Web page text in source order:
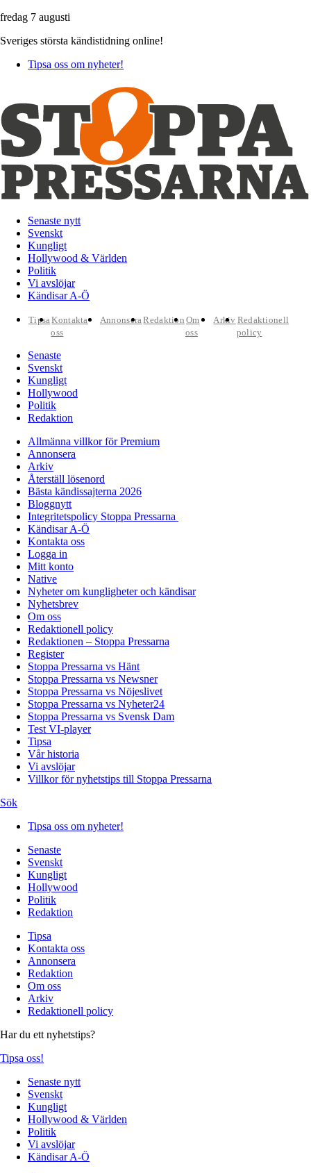
fredag 7 augusti
Sveriges största kändistidning online!
Tipsa oss om nyheter!
Senaste nytt
Svenskt
Kungligt
Hollywood & Världen
Politik
Vi avslöjar
Kändisar A-Ö
TipsaKontakta
oss
AnnonseraRedaktion Om
oss
Arkiv Redaktionell
policy
Senaste
Svenskt
Kungligt
Hollywood
Politik
Redaktion
Allmänna villkor för Premium
Annonsera
Arkiv
Återställ lösenord
Bästa kändissajterna 2026
Bloggnytt
Integritetspolicy Stoppa Pressarna
Kändisar A-Ö
Kontakta oss
Logga in
Mitt konto
Native
Nyheter om kungligheter och kändisar
Nyhetsbrev
Om oss
Redaktionell policy
Redaktionen – Stoppa Pressarna
Register
Stoppa Pressarna vs Hänt
Stoppa Pressarna vs Newsner
Stoppa Pressarna vs Nöjeslivet
Stoppa Pressarna vs Nyheter24
Stoppa Pressarna vs Svensk Dam
Test VI-player
Tipsa
Vår historia
Vi avslöjar
Villkor för nyhetstips till Stoppa Pressarna
Sök
Tipsa oss om nyheter!
Senaste
Svenskt
Kungligt
Hollywood
Politik
Redaktion
Tipsa
Kontakta oss
Annonsera
Redaktion
Om oss
Arkiv
Redaktionell policy
Har du ett nyhetstips?
Tipsa oss!
Senaste nytt
Svenskt
Kungligt
Hollywood & Världen
Politik
Vi avslöjar
Kändisar A-Ö